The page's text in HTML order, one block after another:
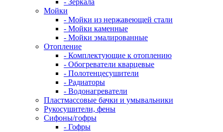
- Зеркала
Мойки
- Мойки из нержавеющей стали
- Мойки каменные
- Мойки эмалированные
Отопление
- Комплектующие к отоплению
- Обогреватели кварцевые
- Полотенцесушители
- Радиаторы
- Водонагреватели
Пластмассовые бачки и умывальники
Рукосушители, фены
Сифоны/гофры
- Гофры